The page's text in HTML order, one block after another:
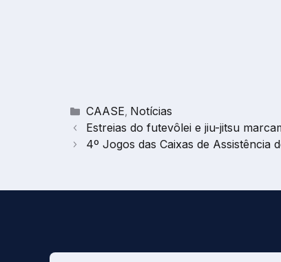
Categorias
CAASE, Notícias
Estreias do futevôlei e jiu-jitsu
4º Jogos das Caixas de Assistência